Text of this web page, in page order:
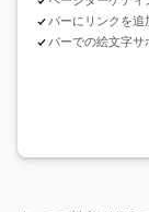
バーにリンクを追
バーでの絵文字サ